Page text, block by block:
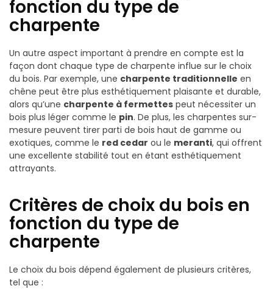
fonction du type de
charpente
Un autre aspect important à prendre en compte est la
façon dont chaque type de charpente influe sur le choix
du bois. Par exemple, une charpente traditionnelle en
chêne peut être plus esthétiquement plaisante et durable,
alors qu’une charpente à fermettes peut nécessiter un
bois plus léger comme le pin. De plus, les charpentes sur-
mesure peuvent tirer parti de bois haut de gamme ou
exotiques, comme le red cedar ou le meranti, qui offrent
une excellente stabilité tout en étant esthétiquement
attrayants.
Critères de choix du bois en
fonction du type de
charpente
Le choix du bois dépend également de plusieurs critères,
tel que :